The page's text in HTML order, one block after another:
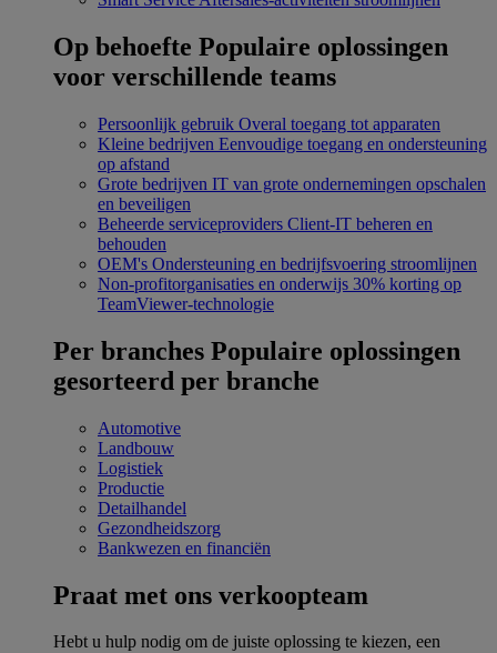
Op behoefte Populaire oplossingen
voor verschillende teams
Persoonlijk gebruik Overal toegang tot apparaten
Kleine bedrijven Eenvoudige toegang en ondersteuning
op afstand
Grote bedrijven IT van grote ondernemingen opschalen
en beveiligen
Beheerde serviceproviders Client-IT beheren en
behouden
OEM's Ondersteuning en bedrijfsvoering stroomlijnen
Non-profitorganisaties en onderwijs 30% korting op
TeamViewer-technologie
Per branches Populaire oplossingen
gesorteerd per branche
Automotive
Landbouw
Logistiek
Productie
Detailhandel
Gezondheidszorg
Bankwezen en financiën
Praat met ons verkoopteam
Hebt u hulp nodig om de juiste oplossing te kiezen, een